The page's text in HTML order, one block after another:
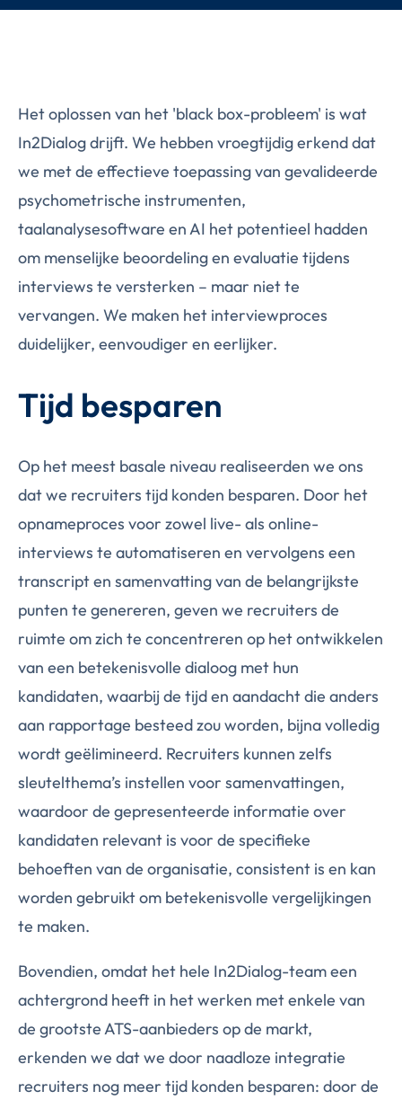
Het oplossen van het 'black box-probleem' is wat
In2Dialog drijft. We hebben vroegtijdig erkend dat
we met de effectieve toepassing van gevalideerde
psychometrische instrumenten,
taalanalysesoftware en AI het potentieel hadden
om menselijke beoordeling en evaluatie tijdens
interviews te versterken – maar niet te
vervangen. We maken het interviewproces
duidelijker, eenvoudiger en eerlijker.
Tijd besparen
Op het meest basale niveau realiseerden we ons
dat we recruiters tijd konden besparen. Door het
opnameproces voor zowel live- als online-
interviews te automatiseren en vervolgens een
transcript en samenvatting van de belangrijkste
punten te genereren, geven we recruiters de
ruimte om zich te concentreren op het ontwikkelen
van een betekenisvolle dialoog met hun
kandidaten, waarbij de tijd en aandacht die anders
aan rapportage besteed zou worden, bijna volledig
wordt geëlimineerd. Recruiters kunnen zelfs
sleutelthema’s instellen voor samenvattingen,
waardoor de gepresenteerde informatie over
kandidaten relevant is voor de specifieke
behoeften van de organisatie, consistent is en kan
worden gebruikt om betekenisvolle vergelijkingen
te maken.
Bovendien, omdat het hele In2Dialog-team een
achtergrond heeft in het werken met enkele van
de grootste ATS-aanbieders op de markt,
erkenden we dat we door naadloze integratie
recruiters nog meer tijd konden besparen: door de